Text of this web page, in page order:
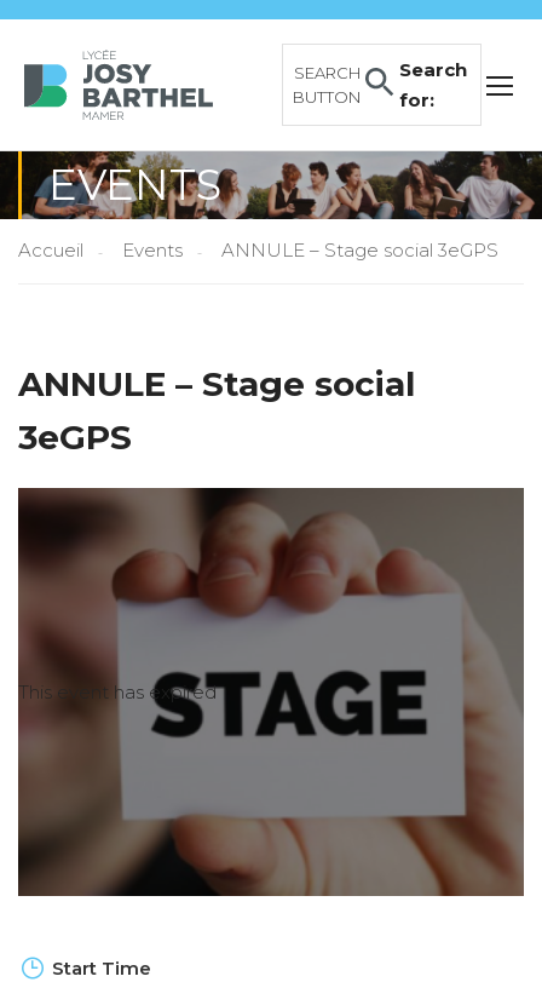
Search
for:
SEARCH
BUTTON
EVENTS
Accueil Events ANNULE – Stage social 3eGPS
ANNULE – Stage social
3eGPS
This event has expired
Start Time